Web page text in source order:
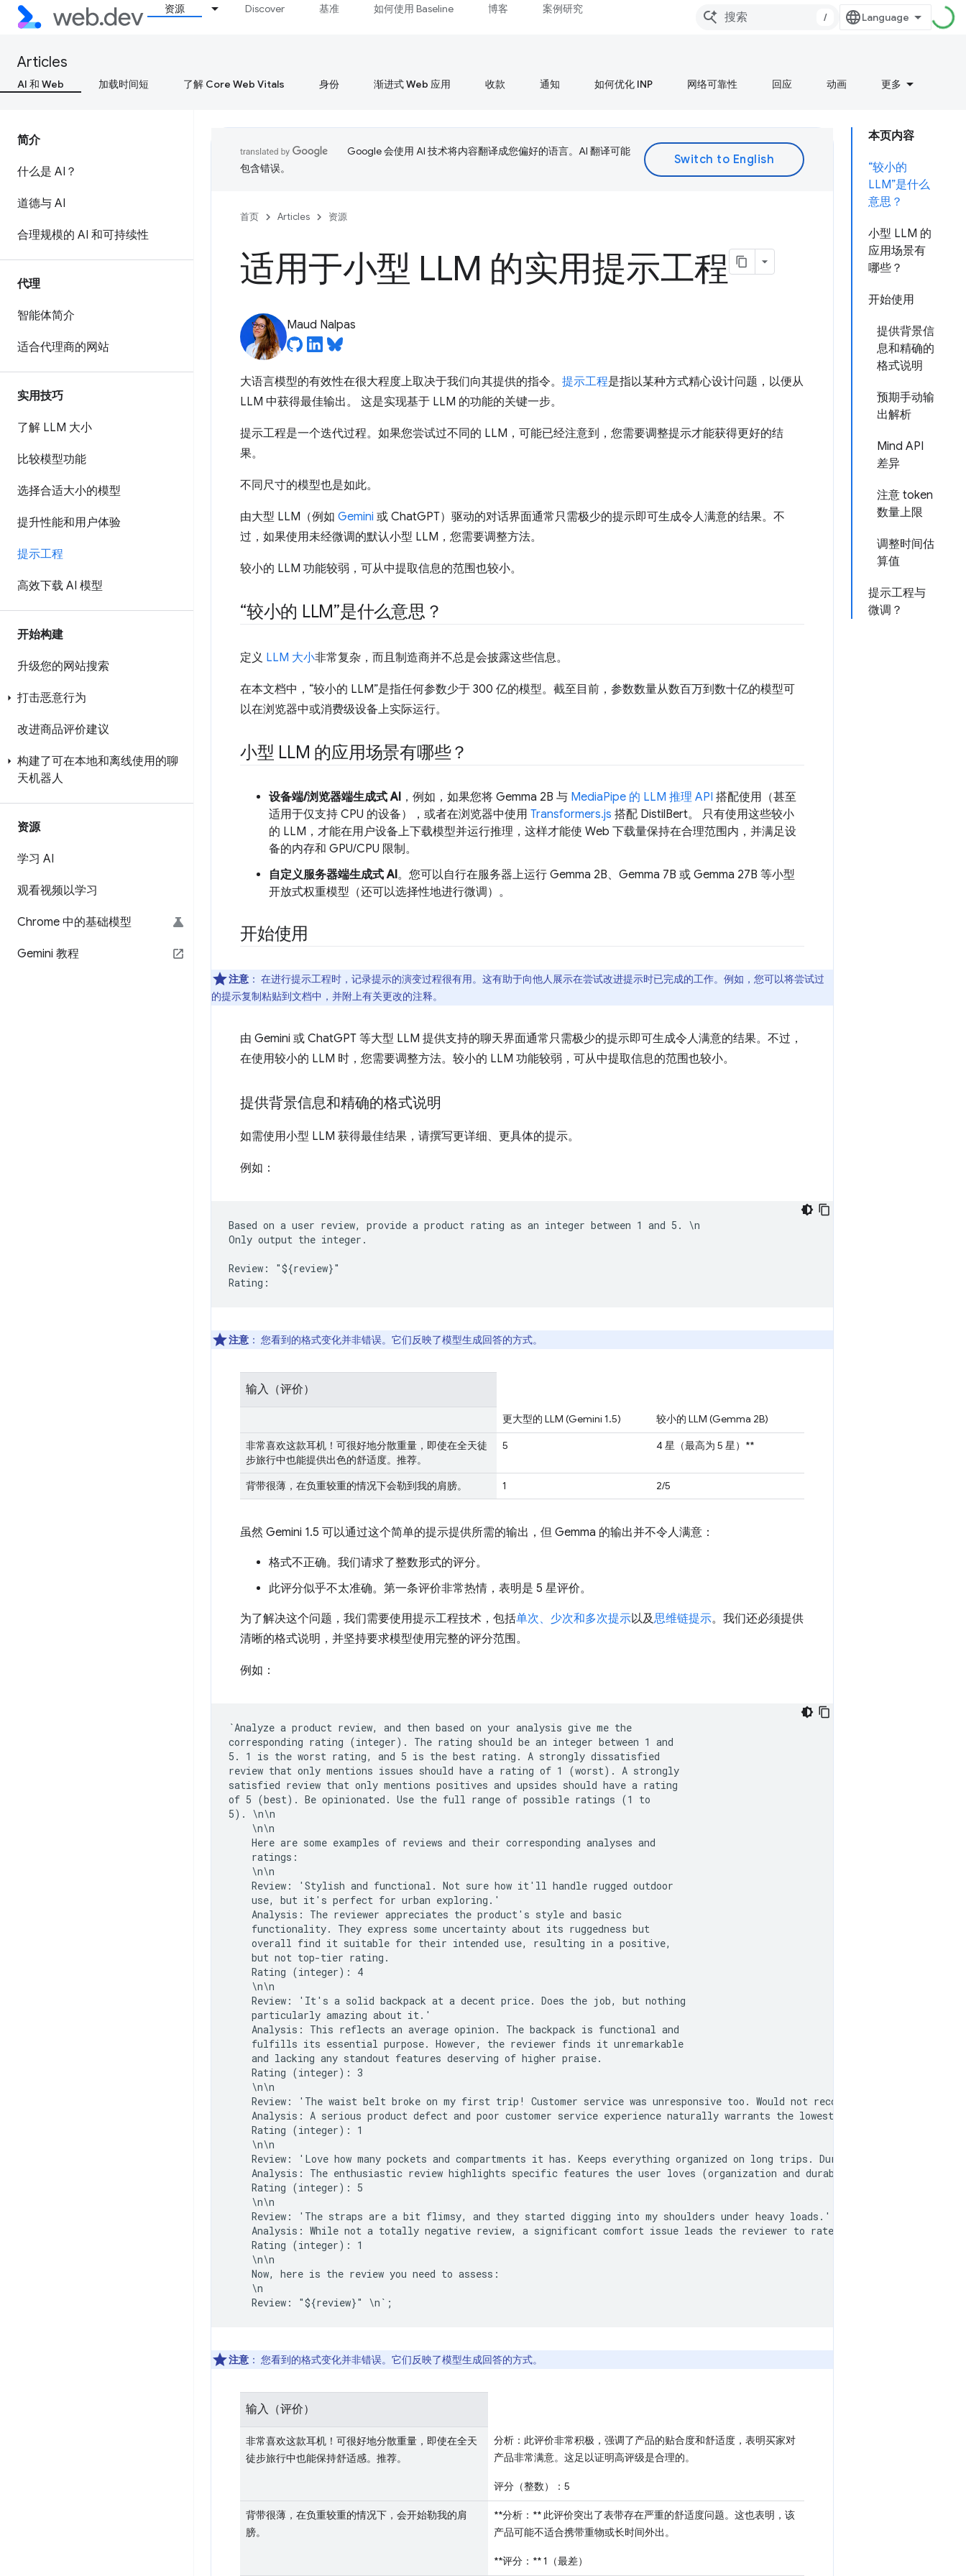
资源 Discover 基准 如何使用 Baseline 博客 案例研究
/
Articles
AI 和 Web 加载时间短 了解 Core Web Vitals 身份 渐进式 Web 应用 收款 通知 如何优化 INP 网络可靠性 回应 动画 更多
简介
什么是 AI？
道德与 AI
合理规模的 AI 和可持续性
代理
智能体简介
适合代理商的网站
实用技巧
了解 LLM 大小
比较模型功能
选择合适大小的模型
提升性能和用户体验
提示工程
高效下载 AI 模型
开始构建
升级您的网站搜索
打击恶意行为
改进商品评价建议
构建了可在本地和离线使用的聊
天机器人
资源
学习 AI
观看视频以学习
Chrome 中的基础模型
Gemini 教程
本页内容
“较小的
LLM”是什么
意思？
小型 LLM 的
应用场景有
哪些？
开始使用
提供背景信
息和精确的
格式说明
预期手动输
出解析
Mind API
差异
注意 token
数量上限
调整时间估
算值
提示工程与
微调？
Google 会使用 AI 技术将内容翻译成您偏好的语言。AI 翻译可能
包含错误。
首页 Articles 资源
适用于小型 LLM 的实用提示工程
Maud Nalpas
大语言模型的有效性在很大程度上取决于我们向其提供的指令。 提示工程是指以某种方式精心设计问题，以便从
LLM 中获得最佳输出。 这是实现基于 LLM 的功能的关键一步。
提示工程是一个迭代过程。如果您尝试过不同的 LLM，可能已经注意到，您需要调整提示才能获得更好的结
果。
不同尺寸的模型也是如此。
由大型 LLM（例如 Gemini 或 ChatGPT）驱动的对话界面通常只需极少的提示即可生成令人满意的结果。不
过，如果使用未经微调的默认小型 LLM，您需要调整方法。
较小的 LLM 功能较弱，可从中提取信息的范围也较小。
“较小的 LLM”是什么意思？
定义 LLM 大小非常复杂，而且制造商并不总是会披露这些信息。
在本文档中，“较小的 LLM”是指任何参数少于 300 亿的模型。截至目前，参数数量从数百万到数十亿的模型可
以在浏览器中或消费级设备上实际运行。
小型 LLM 的应用场景有哪些？
设备端/浏览器端生成式 AI ，例如，如果您将 Gemma 2B 与 MediaPipe 的 LLM 推理 API 搭配使用（甚至
适用于仅支持 CPU 的设备），或者在浏览器中使用 Transformers.js 搭配 DistilBert。 只有使用这些较小
的 LLM，才能在用户设备上下载模型并运行推理，这样才能使 Web 下载量保持在合理范围内，并满足设
备的内存和 GPU/CPU 限制。
自定义服务器端生成式 AI。您可以自行在服务器上运行 Gemma 2B、Gemma 7B 或 Gemma 27B 等小型
开放式权重模型（还可以选择性地进行微调）。
开始使用
注意 ： 在进行提示工程时，记录提示的演变过程很有用。这有助于向他人展示在尝试改进提示时已完成的工作。例如，您可以将尝试过
的提示复制粘贴到文档中，并附上有关更改的注释。
由 Gemini 或 ChatGPT 等大型 LLM 提供支持的聊天界面通常只需极少的提示即可生成令人满意的结果。不过，
在使用较小的 LLM 时，您需要调整方法。较小的 LLM 功能较弱，可从中提取信息的范围也较小。
提供背景信息和精确的格式说明
如需使用小型 LLM 获得最佳结果，请撰写更详细、更具体的提示。
例如：
Based on a user review, provide a product rating as an integer between 1 and 5. \n
Only output the integer.
Review: "${review}"
注意 ： 您看到的格式变化并非错误。它们反映了模型生成回答的方式。
输入（评价）
更大型的 LLM (Gemini 1.5) 较小的 LLM (Gemma 2B)
非常喜欢这款耳机！可很好地分散重量，即使在全天徒
步旅行中也能提供出色的舒适度。推荐。
5 4 星（最高为 5 星）**
背带很薄，在负重较重的情况下会勒到我的肩膀。 1 2/5
虽然 Gemini 1.5 可以通过这个简单的提示提供所需的输出，但 Gemma 的输出并不令人满意：
格式不正确。我们请求了整数形式的评分。
此评分似乎不太准确。第一条评价非常热情，表明是 5 星评价。
为了解决这个问题，我们需要使用提示工程技术，包括单次、少次和多次提示以及思维链提示。我们还必须提供
清晰的格式说明，并坚持要求模型使用完整的评分范围。
例如：
`Analyze a product review, and then based on your analysis give me the
corresponding rating (integer). The rating should be an integer between 1 and
5. 1 is the worst rating, and 5 is the best rating. A strongly dissatisfied
review that only mentions issues should have a rating of 1 (worst). A strongly
satisfied review that only mentions positives and upsides should have a rating
of 5 (best). Be opinionated. Use the full range of possible ratings (1 to
5). \n\n
    \n\n
    Here are some examples of reviews and their corresponding analyses and
    ratings:
    \n\n
    Review: 'Stylish and functional. Not sure how it'll handle rugged outdoor
    use, but it's perfect for urban exploring.'
    Analysis: The reviewer appreciates the product's style and basic
    functionality. They express some uncertainty about its ruggedness but
    overall find it suitable for their intended use, resulting in a positive,
    but not top-tier rating.
    Rating (integer): 4
    \n\n
    Review: 'It's a solid backpack at a decent price. Does the job, but nothing
    particularly amazing about it.'
    Analysis: This reflects an average opinion. The backpack is functional and
    fulfills its essential purpose. However, the reviewer finds it unremarkable
    and lacking any standout features deserving of higher praise.
    Rating (integer): 3
    \n\n
    Review: 'The waist belt broke on my first trip! Customer service was unresponsive too. Would not recommend.'
Analysis: A serious product defect and poor customer service experience naturally warrants the lowest possible rating.
    Rating (integer): 1
    \n\n
    Review: 'Love how many pockets and compartments it has. Keeps everything organized on long trips. Durable too!'
Analysis: The enthusiastic review highlights specific features the user loves (organization and durability), indicating
    Rating (integer): 5
    \n\n
    Review: 'The straps are a bit flimsy, and they started digging into my shoulders under heavy loads.'
Analysis: While not a totally negative review, a significant comfort issue leads the reviewer to rate the product
    Rating (integer): 1
    \n\n
    Now, here is the review you need to assess:
    \n
注意 ： 您看到的格式变化并非错误。它们反映了模型生成回答的方式。
输入（评价）
非常喜欢这款耳机！可很好地分散重量，即使在全天
徒步旅行中也能保持舒适感。推荐。
分析：此评价非常积极，强调了产品的贴合度和舒适度，表明买家对
产品非常满意。这足以证明高评级是合理的。
评分（整数）：5
背带很薄，在负重较重的情况下，会开始勒我的肩
膀。
**分析：** 此评价突出了表带存在严重的舒适度问题。这也表明，该
产品可能不适合携带重物或长时间外出。
**评分：** 1（最差）